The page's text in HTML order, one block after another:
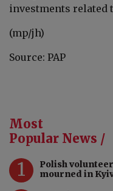
investments related
(mp/jh)
Source: PAP
Most
Popular News /
1
Polish
mourned in